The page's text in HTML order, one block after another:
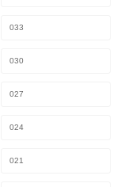
033
030
027
024
021